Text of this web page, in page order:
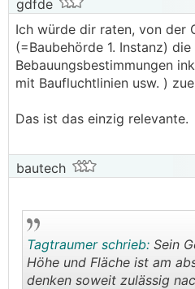
- Eine Klage gegen den
Baubehörtder I. Instanz
(wissentliches Verweigern
einzuholenden
nicht gerade
Druck zu machen.
Widerstand gegen die
Diskussionen darüber
informieren und dazu
berichten.....und was einem
Richtung einfällt.
gdfde
Ich würde dir raten, von der
(=Baubehörde 1. Instanz)
Bebauungsbestimmungen
mit Baufluchtlinien usw. )
Das ist das einzig relevante.
bautech
Tagtraumer schrieb: Sein
Höhe und Fläche ist am
denken soweit zulässig